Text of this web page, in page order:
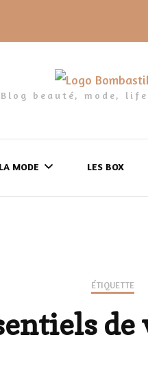
Blog beauté, mode,
LES GELS-
LES DÉOS
LA MODE
LES ACCESSOIRES
LES BOX
ÉTIQUETTE
de